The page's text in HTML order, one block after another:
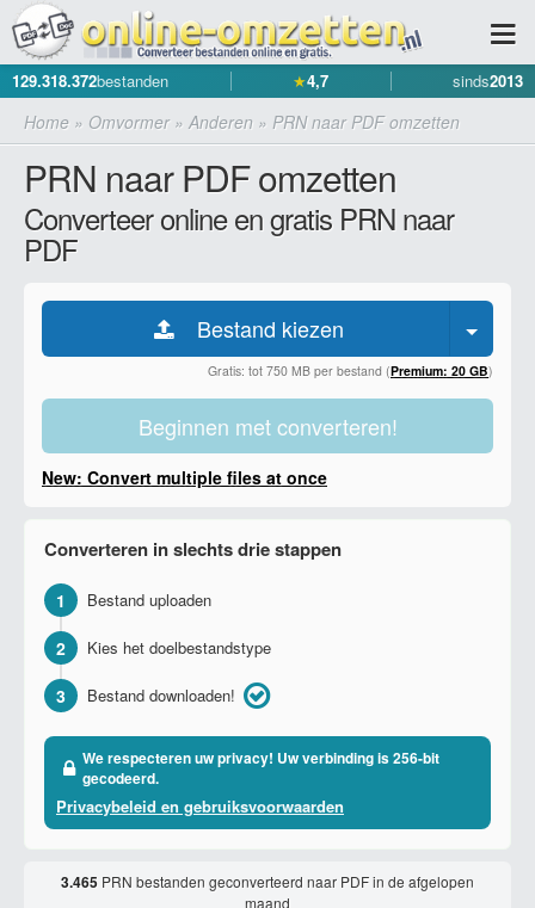
129.318.372bestanden ★4,7 sinds2013
Home » Omvormer» Anderen » PRN naar PDF omzetten
PRN naar PDF omzetten
Converteer online en gratis PRN naar
PDF
Bestand kiezen
Gratis: tot 750 MB per bestand (Premium: 20 GB)
Beginnen met converteren!
New: Convert multiple files at once
Converteren in slechts drie stappen
1 Bestand uploaden
2 Kies het doelbestandstype
3 Bestand downloaden!
We respecteren uw privacy! Uw verbinding is 256-bit
gecodeerd.
Privacybeleid en gebruiksvoorwaarden
3.465 PRN bestanden geconverteerd naar PDF in de afgelopen
maand